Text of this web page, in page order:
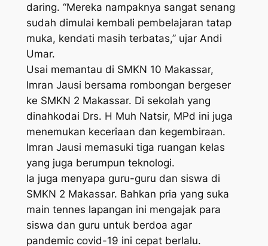
daring. “Mereka nampaknya sangat senang
sudah dimulai kembali pembelajaran tatap
muka, kendati masih terbatas,” ujar Andi
Umar.
Usai memantau di SMKN 10 Makassar,
Imran Jausi bersama rombongan bergeser
ke SMKN 2 Makassar. Di sekolah yang
dinahkodai Drs. H Muh Natsir, MPd ini juga
menemukan keceriaan dan kegembiraan.
Imran Jausi memasuki tiga ruangan kelas
yang juga berumpun teknologi.
Ia juga menyapa guru-guru dan siswa di
SMKN 2 Makassar. Bahkan pria yang suka
main tennes lapangan ini mengajak para
siswa dan guru untuk berdoa agar
pandemic covid-19 ini cepat berlalu.